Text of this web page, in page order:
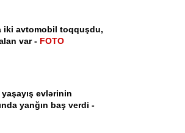
iki avtomobil toqquşdu,
var - FOTO
yaşayış evlərinin
yanğın baş verdi -